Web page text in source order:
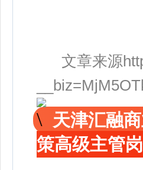
文章来源
天津汇融
策高级主管